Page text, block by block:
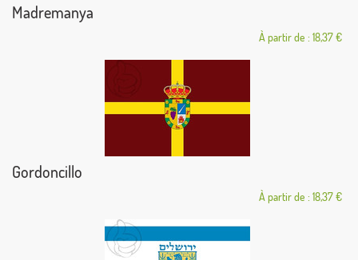
Madremanya
À partir de : 18,37 €
Gordoncillo
À partir de : 18,37 €